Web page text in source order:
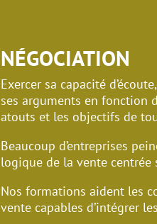
NÉGOCIATION
Exercer sa capacité
ses arguments en fonction
atouts et les objectifs de
Beaucoup d’entreprises
logique de la vente
Nos formations aident les
vente capables d’intégrer